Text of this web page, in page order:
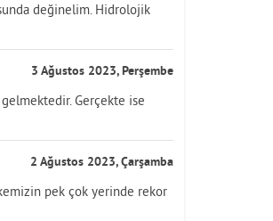
değinelim. Hidrolojik
3 Ağustos 2023, Perşembe
Gerçekte ise
2 Ağustos 2023, Çarşamba
pek çok yerinde rekor